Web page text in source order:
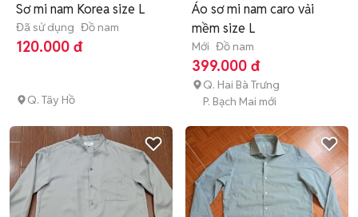
Sơ mi nam Korea size L
Đã sử dụng Đồ nam
120.000 đ
Q. Tây Hồ
Áo sơ mi nam caro vải
mềm size L
Mới Đồ nam
399.000 đ
Q. Hai Bà Trưng
P. Bạch Mai mới